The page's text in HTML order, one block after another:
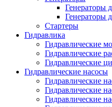
Генераторы
Генераторы
Стартеры
Гидравлика
Гидравлические
Гидравлические
Гидравлические
Гидравлические насосы
Гидравлические
Гидравлические
Гидравлические